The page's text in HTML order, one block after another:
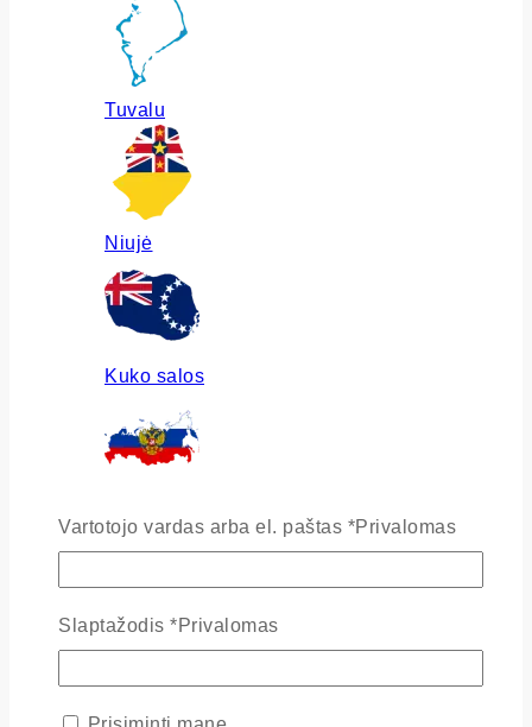
Tuvalu
Niujė
Kuko salos
Vartotojo vardas arba el. paštas *Privalomas
Slaptažodis *Privalomas